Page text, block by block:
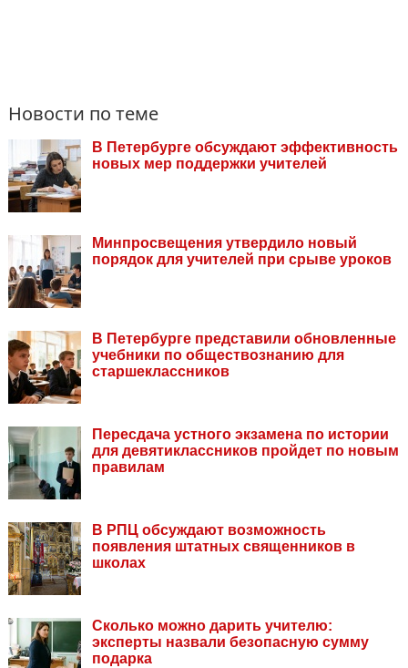
Новости по теме
В Петербурге обсуждают эффективность
новых мер поддержки учителей
Минпросвещения утвердило новый
порядок для учителей при срыве уроков
В Петербурге представили обновленные
учебники по обществознанию для
старшеклассников
Пересдача устного экзамена по истории
для девятиклассников пройдет по новым
правилам
В РПЦ обсуждают возможность
появления штатных священников в
школах
Сколько можно дарить учителю:
эксперты назвали безопасную сумму
подарка